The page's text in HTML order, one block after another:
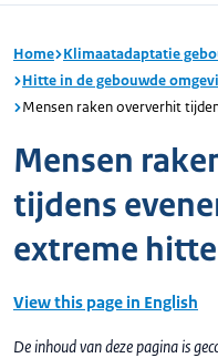
Home Klimaatadaptatie
Hitte in de gebouwde
Mensen raken oververhit
Mensen
tijdens
extreme hitte
View this page in English
De inhoud van deze pagina is